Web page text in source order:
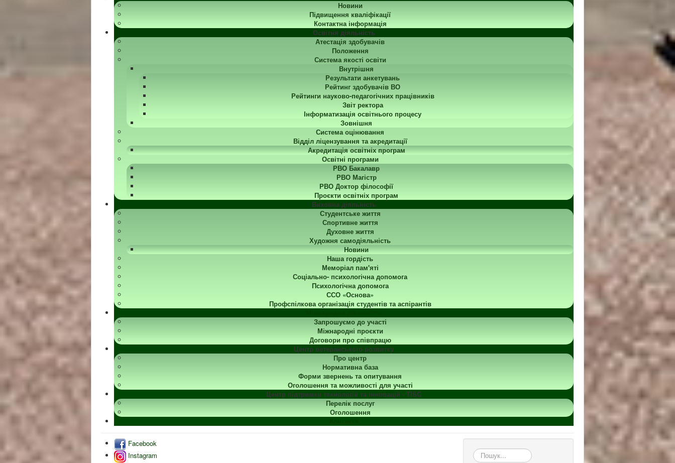
Новини
Підвищення кваліфікації
Контактна інформація
Освітня діяльність
Атестація здобувачів
Положення
Система якості освіти
Внутрішня
Результати анкетувань
Рейтинг здобувачів ВО
Рейтинги науково-педагогічних працівників
Звіт ректора
Інформатизація освітнього процесу
Зовнішня
Система оцінювання
Відділ ліцензування та акредитації
Акредитація освітніх програм
Освітні програми
РВО Бакалавр
РВО Магістр
РВО Доктор філософії
Проєкти освітніх програм
Виховна діяльність
Студентське життя
Спортивне життя
Духовне життя
Художня самодіяльність
Новини
Наша гордість
Меморіал пам'яті
Соціально- психологічна допомога
Психологічна допомога
ССО «Основа»
Профспілкова організація студентів та аспірантів
Запрошуємо до участі
Міжнародні проєкти
Договори про співпрацю
Центр ветеранського розвитку
Про центр
Нормативна база
Форми звернень та опитування
Оголошення та можливості для участі
Центр підтримки технологій та інновацій - TISC
Перелік послуг
Оголошення
Facebook
Instagram
пошук